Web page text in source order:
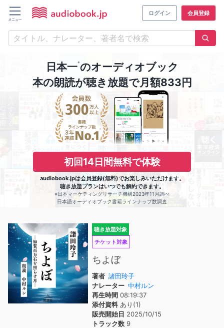
ログイン 会員登録
日本一※のオーディオブック
本の朗読が聴き放題で月額833円
初回14日間無料で体験
audiobook.jpは会員登録(無料)でお楽しみいただけます。
聴き放題プランはいつでも解約できます。
※日本マーケティングリサーチ機構2023年11月調べ
日本語オーディオブック書籍ラインナップ数調査
聴き放題対象
チケット対象
ちよぼ
著者 諸田玲子
ナレーター 中村ルン
再生時間 08:19:37
添付資料あり(1)
販売開始日 2025/10/15
トラック数 9